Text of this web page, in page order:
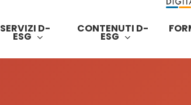
SERVIZI D-
ESG
CONTENUTI D-
ESG